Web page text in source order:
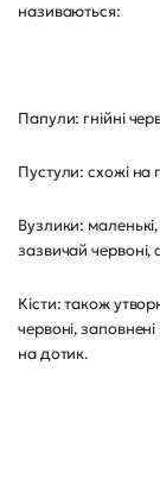
називаються:
Папули: гнійні
Пустули: схожі на
Вузлики: маленькі,
зазвичай червоні,
Кісти: також
червоні,
на дотик.